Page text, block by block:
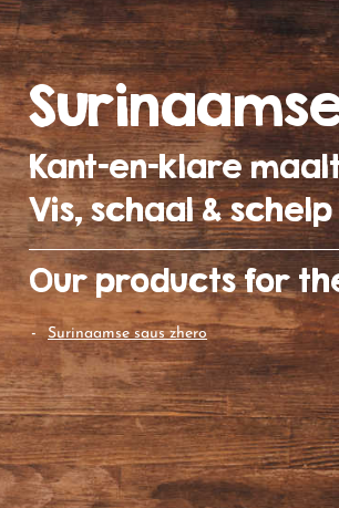
Kant-en-klare
Vis, schaal & schelp
Our products for
surinaamse saus zhero